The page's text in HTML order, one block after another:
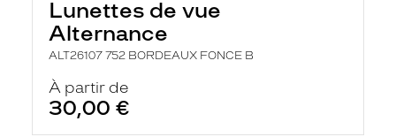
Lunettes de vue
Alternance
ALT26107 752 BORDEAUX FONCE B
À partir de
30,00 €